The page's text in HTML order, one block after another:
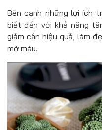
Bên cạnh những lợi ích
biết đến với khả năng
giảm cân hiệu quả, làm
mỡ máu.